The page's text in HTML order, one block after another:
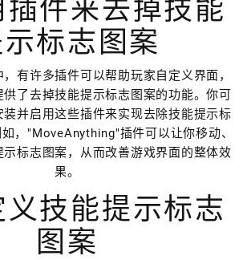
件来去掉技能
标志图案
有许多插件可以帮助玩家自定义界面，
了去掉技能提示标志图案的功能。你可
并启用这些插件来实现去除技能提示标
，"MoveAnything"插件可以让你移动、
示标志图案，从而改善游戏界面的整体效
果。
技能提示标志
图案